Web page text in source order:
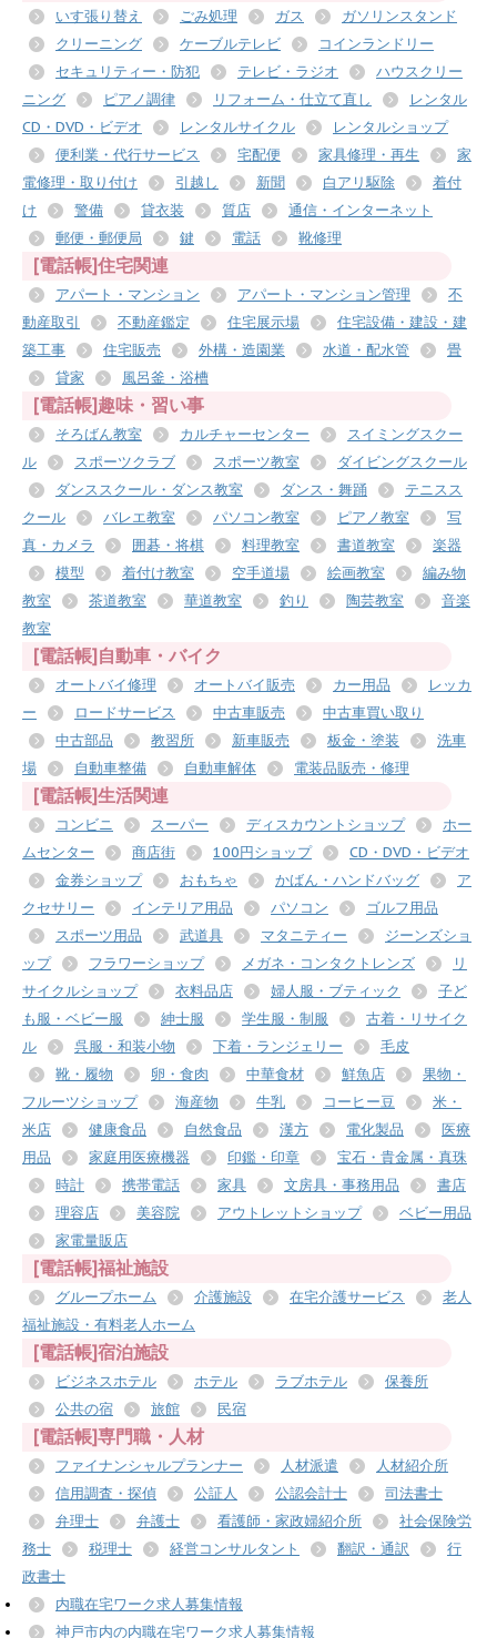
いす張り替え ごみ処理 ガス
ガソリンスタンド
クリーニング
ケーブルテレビ
コインランドリー
セキュリティー・防犯
テレビ・ラジオ
ハウスクリー
ニング
ピアノ調律 リフォーム・仕立て直し
レンタル
CD・DVD・ビデオ
レンタルサイクル
レンタルショップ
便利業・代行サービス
宅配便 家具修理・再生
家
電修理・取り付け
引越し 新聞 白アリ駆除
着付
け
警備 貸衣装 質店
通信・インターネット
郵便・郵便局
鍵 電話 靴修理
[電話帳]住宅関連
アパート・マンション アパート・マンション管理
不
動産取引
不動産鑑定 住宅展示場
住宅設備・建設・建
築工事
住宅販売 外構・造園業 水道・配水管
畳
貸家
風呂釜・浴槽
[電話帳]趣味・習い事
そろばん教室 カルチャーセンター
スイミングスクー
ル
スポーツクラブ スポーツ教室
ダイビングスクール
ダンススクール・ダンス教室
ダンス・舞踊
テニスス
クール
バレエ教室 パソコン教室 ピアノ教室
写
真・カメラ
囲碁・将棋 料理教室 書道教室
楽器
模型
着付け教室 空手道場 絵画教室
編み物
教室
茶道教室 華道教室 釣り 陶芸教室
音楽
教室
[電話帳]自動車・バイク
オートバイ修理 オートバイ販売 カー用品
レッカ
ー
ロードサービス 中古車販売
中古車買い取り
中古部品
教習所 新車販売 板金・塗装
洗車
場
自動車整備 自動車解体 電装品販売・修理
[電話帳]生活関連
コンビニ スーパー ディスカウントショップ
ホー
ムセンター
商店街 100円ショップ
CD・DVD・ビデオ
金券ショップ
おもちゃ かばん・ハンドバッグ
ア
クセサリー
インテリア用品 パソコン
ゴルフ用品
スポーツ用品
武道具 マタニティー
ジーンズショ
ップ
フラワーショップ メガネ・コンタクトレンズ
リ
サイクルショップ
衣料品店 婦人服・ブティック
子ど
も服・ベビー服
紳士服 学生服・制服
古着・リサイク
ル
呉服・和装小物 下着・ランジェリー
毛皮
靴・履物
卵・食肉 中華食材 鮮魚店
果物・
フルーツショップ
海産物 牛乳 コーヒー豆
米・
米店
健康食品 自然食品 漢方 電化製品
医療
用品
家庭用医療機器 印鑑・印章
宝石・貴金属・真珠
時計
携帯電話 家具 文房具・事務用品
書店
理容店
美容院 アウトレットショップ
ベビー用品
家電量販店
[電話帳]福祉施設
グループホーム 介護施設 在宅介護サービス
老人
福祉施設・有料老人ホーム
[電話帳]宿泊施設
ビジネスホテル ホテル ラブホテル
保養所
公共の宿
旅館 民宿
[電話帳]専門職・人材
ファイナンシャルプランナー 人材派遣
人材紹介所
信用調査・探偵
公証人 公認会計士
司法書士
弁理士
弁護士 看護師・家政婦紹介所
社会保険労
務士
税理士 経営コンサルタント 翻訳・通訳
行
政書士
内職在宅ワーク求人募集情報
神戸市内の内職在宅ワーク求人募集情報